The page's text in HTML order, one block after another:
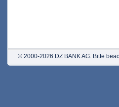
© 2000-2026 DZ BANK AG. Bitte